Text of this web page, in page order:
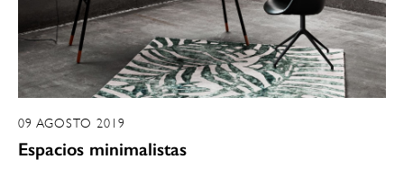
09 AGOSTO 2019
Espacios minimalistas